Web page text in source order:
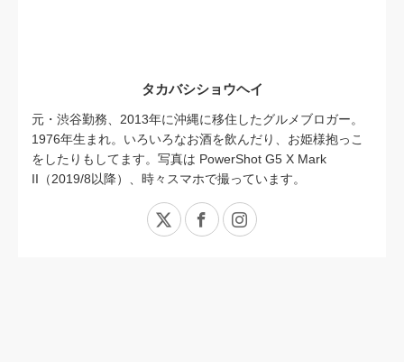
タカバシショウヘイ
元・渋谷勤務、2013年に沖縄に移住したグルメブロガー。
1976年生まれ。いろいろなお酒を飲んだり、お姫様抱っこ
をしたりもしてます。写真は PowerShot G5 X Mark
II（2019/8以降）、時々スマホで撮っています。
X FacebookInstagram